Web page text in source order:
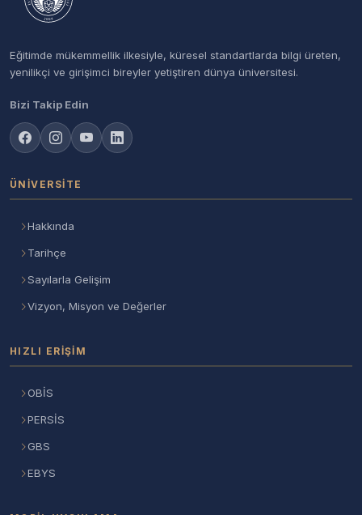
Eğitimde mükemmellik ilkesiyle, küresel standartlarda bilgi üreten,
yenilikçi ve girişimci bireyler yetiştiren dünya üniversitesi.
Bizi Takip Edin
ÜNIVERSITE
Hakkında
Tarihçe
Sayılarla Gelişim
Vizyon, Misyon ve Değerler
HIZLI ERIŞIM
OBİS
PERSİS
GBS
EBYS